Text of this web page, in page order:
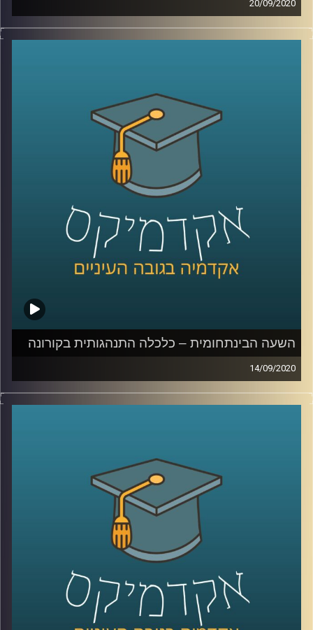
קרדיט תמונות:AudioVersity
20/09/2020
תחומי המשפט רבים ומגוונים, אך הנושא של
הצטרפו לשעה בה ד"ר רועי שפירא המתמחה
בממשל תאגידי ורגולציה מרצה בכיר מביה"ס
הארי רדזינר למשפטים יסביר על הנושא
המרתק של משפט ומוניטין, יסביר על הסנקציה
המוניטינית, ועל החשיבות של המשפט בהכוונת
ההתנהגות של חברות עסקיות
קרדיט תמונות:AudioVersity
השעה הבינתחומית – כלכלה התנהגותית בקורונה
14/09/2020
איך ניתן לשכנע את הציבור לעטות מסכות?
הצריכה שלנו באינטרנט, בתקופה משונה זו
ד"ר גיא הוכמן, ראש התוכנית לתואר שני
בכלכלה התנהגותית בביה"ס טיומקין לכלכלה
ואיבצ'ר לפסיכולוגיה בשעה שכולה מנסה
להסביר לנו – איך אפשר לשנות את ההתנהגות
שלנו בזמן הקורונה.
קרדיט תמונות:AudioVersity